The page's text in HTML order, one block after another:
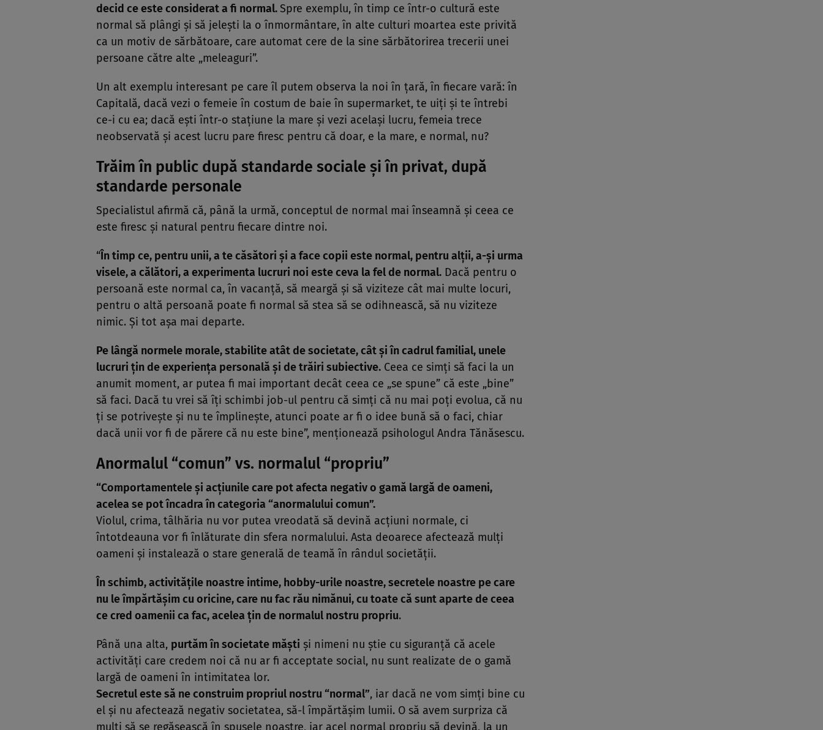
decid ce este considerat a fi normal.Spre exemplu, în timp ce într-o cultură este
normal să plângi şi să jeleşti la o înmormântare, în alte culturi moartea este privită
ca un motiv de sărbătoare, care automat cere de la sine sărbătorirea trecerii unei
persoane către alte „meleaguri”.
Un alt exemplu interesant pe care îl putem observa la noi în ţară, în fiecare vară: în
Capitală, dacă vezi o femeie în costum de baie în supermarket, te uiţi şi te întrebi
ce-i cu ea; dacă eşti într-o staţiune la mare şi vezi acelaşi lucru, femeia trece
neobservată şi acest lucru pare firesc pentru că doar, e la mare, e normal, nu?
Trăim în public după standarde sociale şi în privat, după
standarde personale
Specialistul afirmă că, până la urmă, conceptul de normal mai înseamnă şi ceea ce
este firesc şi natural pentru fiecare dintre noi.
“În timp ce, pentru unii, a te căsători şi a face copii este normal, pentru alţii, a-şi urma
visele, a călători, a experimenta lucruri noi este ceva la fel de normal. Dacă pentru o
persoană este normal ca, în vacanţă, să meargă şi să viziteze cât mai multe locuri,
pentru o altă persoană poate fi normal să stea să se odihnească, să nu viziteze
nimic. Şi tot aşa mai departe.
Pe lângă normele morale, stabilite atât de societate, cât şi în cadrul familial, unele
lucruri ţin de experienţa personală şi de trăiri subiective. Ceea ce simţi să faci la un
anumit moment, ar putea fi mai important decât ceea ce „se spune” că este „bine”
să faci. Dacă tu vrei să îţi schimbi job-ul pentru că simţi că nu mai poţi evolua, că nu
ţi se potriveşte şi nu te împlineşte, atunci poate ar fi o idee bună să o faci, chiar
dacă unii vor fi de părere că nu este bine”, menţionează psihologul Andra Tănăsescu.
Anormalul “comun” vs. normalul “propriu”
“Comportamentele şi acţiunile care pot afecta negativ o gamă largă de oameni,
acelea se pot încadra în categoria “anormalului comun”.
Violul, crima, tâlhăria nu vor putea vreodată să devină acţiuni normale, ci
întotdeauna vor fi înlăturate din sfera normalului. Asta deoarece afectează mulţi
oameni şi instalează o stare generală de teamă în rândul societăţii.
În schimb, activităţile noastre intime, hobby-urile noastre, secretele noastre pe care
nu le împărtăşim cu oricine, care nu fac rău nimănui, cu toate că sunt aparte de ceea
ce cred oamenii ca fac, acelea ţin de normalul nostru propriu.
Până una alta, purtăm în societate măşti şi nimeni nu ştie cu siguranţă că acele
activităţi care credem noi că nu ar fi acceptate social, nu sunt realizate de o gamă
largă de oameni în intimitatea lor.
Secretul este să ne construim propriul nostru “normal”, iar dacă ne vom simţi bine cu
el şi nu afectează negativ societatea, să-l împărtăşim lumii. O să avem surpriza că
mulţi să se regăsească în spusele noastre, iar acel normal propriu să devină, la un